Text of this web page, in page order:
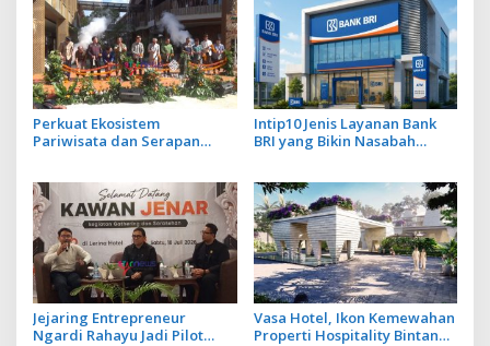
Perkuat Ekosistem
Pariwisata dan Serapan
KEK Kura Kura
Intip10 Jenis Layanan Bank
BRI yang Bikin Nasabah
Jejaring Entrepreneur
Ngardi Rahayu Jadi Pilot
Vasa Hotel, Ikon Kemewahan
Properti Hospitality Bintang